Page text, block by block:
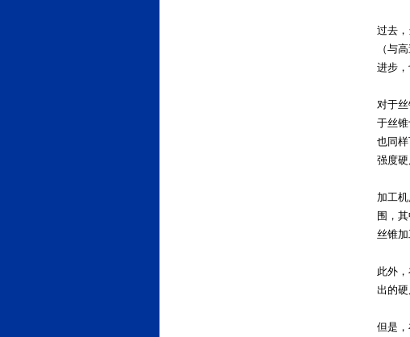
过去
（与
进步
对于
于丝
也同
强度
加工
围，
丝锥
此外
出的
但是